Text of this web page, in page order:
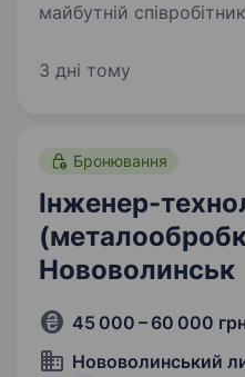
майбутній
надійного
3 дні тому
Бронювання
Інженер-
Нововолинськ
45 000 – 60 000
Нововолинський